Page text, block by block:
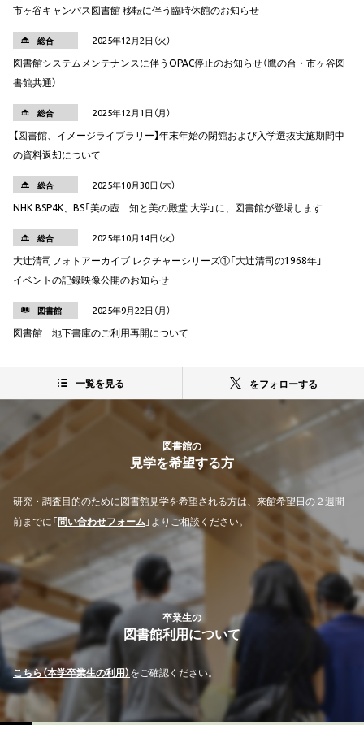
市ヶ谷キャンパス図書館 移転に伴う臨時休館のお知らせ
総合 2025年12月2日（火）
図書館システムメンテナンスに伴うOPAC停止のお知らせ（鷹の台・市ヶ谷図
書館共通）
総合 2025年12月1日（月）
【図書館、イメージライブラリー】年末年始の閉館および入学選抜実施期間中
の資料返却について
総合 2025年10月30日（木）
NHK BSP4K、BS「美の壺 知と美の殿堂 大学」に、図書館が登場します
総合 2025年10月14日（火）
大辻清司フォトアーカイブ レクチャーシリーズ①「大辻清司の1968年」
イベントの記録映像公開のお知らせ
図書館 2025年9月22日（月）
図書館 地下書庫のご利用再開について
一覧を見る をフォローする
図書館の
見学を希望する方
研究・調査目的のために図書館見学を希望される方は、来館希望日の２週間
前までに「問い合わせフォーム 」よりご相談ください。
卒業生の
図書館利用について
こちら（本学卒業生の利用）をご確認ください。